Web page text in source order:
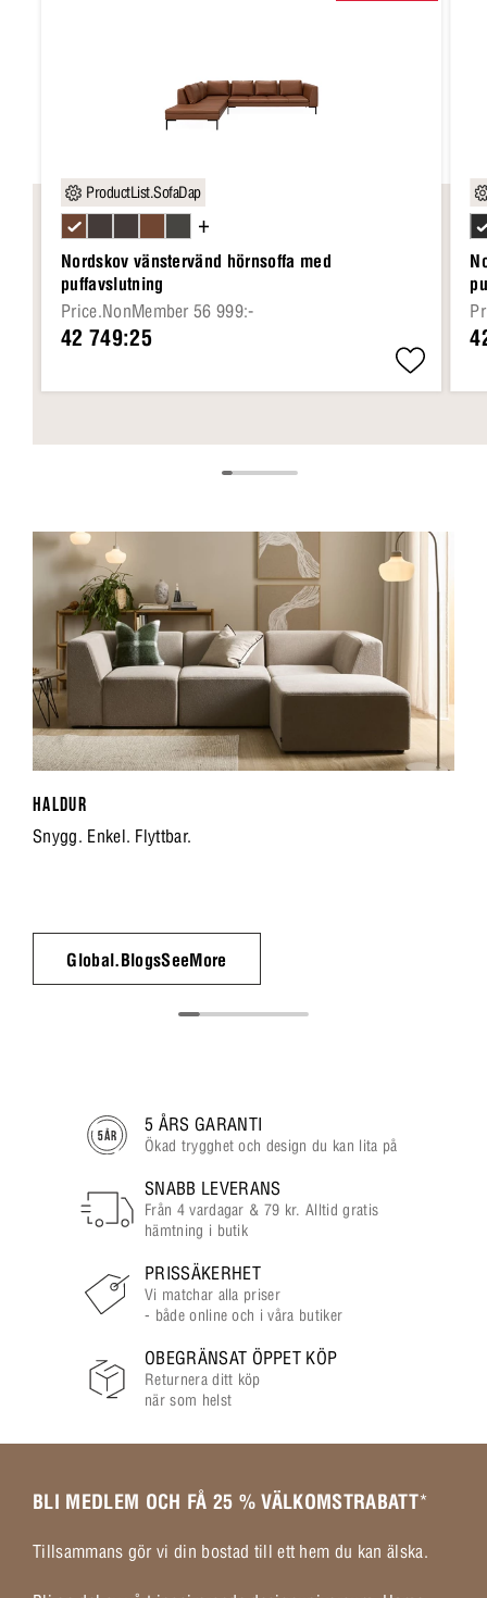
ProductList.SofaDap
Nordskov vänstervänd hörnsoffa med
puffavslutning
Price.NonMember 56 999:-
42 749:25
+
HALDUR
Snygg. Enkel. Flyttbar.
Global.BlogsSeeMore
5 ÅRS GARANTI
Ökad trygghet och design du kan lita på
SNABB LEVERANS
Från 4 vardagar & 79 kr. Alltid gratis
hämtning i butik
PRISSÄKERHET
Vi matchar alla priser
- både online och i våra butiker
OBEGRÄNSAT ÖPPET KÖP
Returnera ditt köp
när som helst
BLI MEDLEM OCH FÅ 25 % VÄLKOMSTRABATT*
Tillsammans gör vi din bostad till ett hem du kan älska.